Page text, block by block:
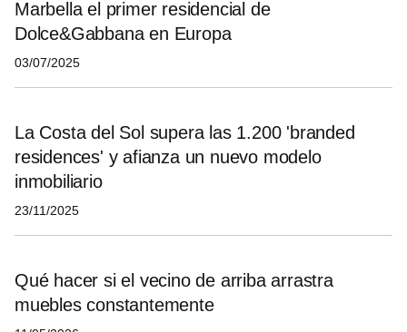
Marbella el primer residencial de
Dolce&Gabbana en Europa
03/07/2025
La Costa del Sol supera las 1.200 'branded
residences' y afianza un nuevo modelo
inmobiliario
23/11/2025
Qué hacer si el vecino de arriba arrastra
muebles constantemente